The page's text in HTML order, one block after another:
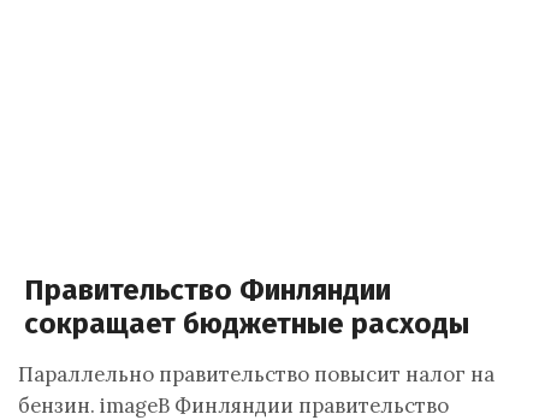
Правительство Финляндии
сокращает бюджетные расходы
Параллельно правительство повысит налог на
бензин. imageВ Финляндии правительство